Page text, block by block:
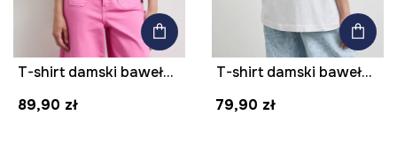
T-shirt damski bawełniany w kwiaty
89,90 zł
T-shirt damski bawełniany z nadrukiem
79,90 zł